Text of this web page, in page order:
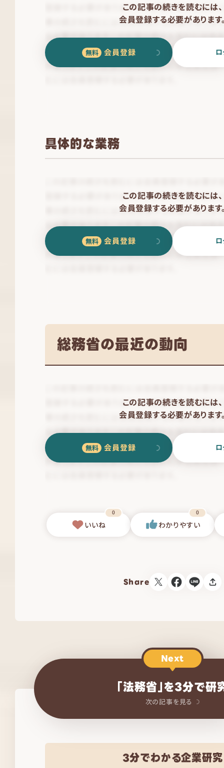
この記事の続きを読むには、
会員登録する必要があります
会員登録
具体的な業務
この記事の続きを読むには、
会員登録する必要があります
会員登録
総務省の最近の動向
この記事の続きを読むには、
会員登録する必要があります
会員登録
いいね
0
わかりやすい
0
Share
Next
「法務省」を3分で研
次の記事を見る
3分でわかる企業研究